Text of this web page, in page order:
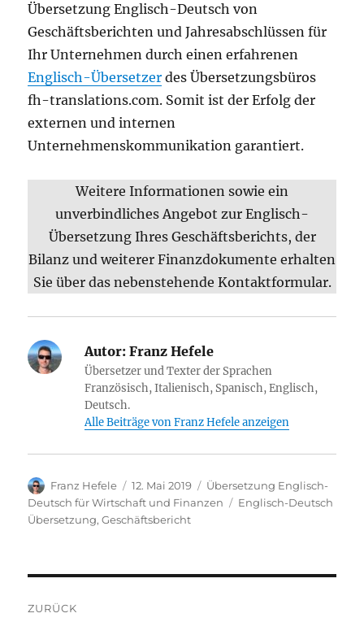
Übersetzung Englisch-Deutsch von
Geschäftsberichten und Jahresabschlüssen für
Ihr Unternehmen durch einen erfahrenen
Englisch-Übersetzer des Übersetzungsbüros
fh-translations.com. Somit ist der Erfolg der
externen und internen
Unternehmenskommunikation garantiert.
Weitere Informationen sowie ein
unverbindliches Angebot zur Englisch-
Übersetzung Ihres Geschäftsberichts, der
Bilanz und weiterer Finanzdokumente erhalten
Sie über das nebenstehende Kontaktformular.
Autor: Franz Hefele
Übersetzer und Texter der Sprachen
Französisch, Italienisch, Spanisch, Englisch,
Deutsch.
Alle Beiträge von Franz Hefele anzeigen
Autor
Franz Hefele
Veröffentlicht
am
12. Mai 2019 Kategorien
Übersetzung Englisch-
Deutsch für Wirtschaft und Finanzen
Schlagwörter
Englisch-Deutsch
Übersetzung,Geschäftsbericht
ZURÜCK